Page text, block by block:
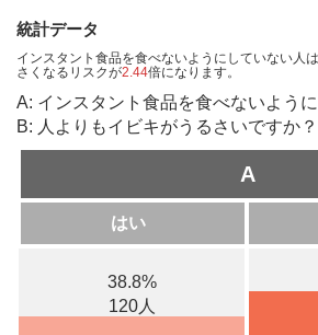
統計データ
インスタント食品を食べないようにしていない人
さくなるリスクが2.44倍になります。
A: インスタント食品を食べないよう
B: 人よりもイビキがうるさいですか？
A
はい
38.8%
120人